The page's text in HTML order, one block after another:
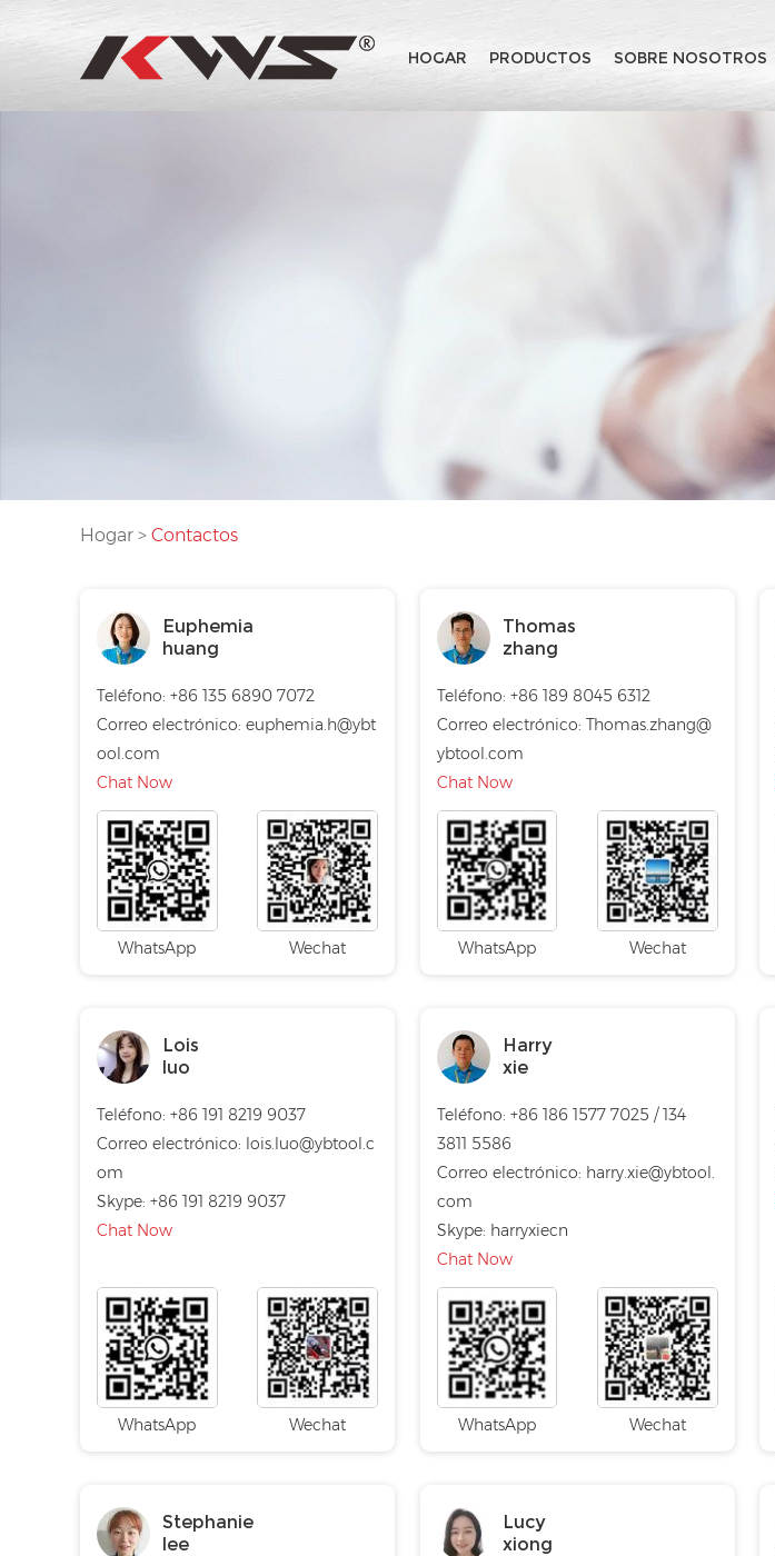
HOGAR PRODUCTOS SOBRE NOSOTROS
Hogar > Contactos
Euphemia
huang
Teléfono: +86 135 6890 7072
Correo electrónico: euphemia.h@ybt
ool.com
Chat Now
WhatsApp Wechat
Thomas
zhang
Teléfono: +86 189 8045 6312
Correo electrónico: Thomas.zhang@
ybtool.com
Chat Now
WhatsApp Wechat
Lois
luo
Teléfono: +86 191 8219 9037
Correo electrónico: lois.luo@ybtool.c
om
Skype: +86 191 8219 9037
Chat Now
WhatsApp Wechat
Harry
xie
Teléfono: +86 186 1577 7025 / 134
3811 5586
Correo electrónico: harry.xie@ybtool.
com
Skype: harryxiecn
Chat Now
WhatsApp Wechat
Stephanie
lee
Lucy
xiong